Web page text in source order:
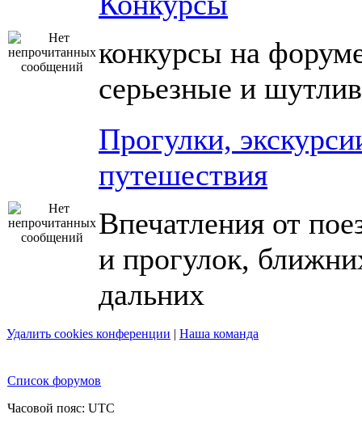
конкурсы на
серьезные и
Прогулки,
путешествия
Впечатления от
и прогулок,
дальних
Удалить cookies конференции | Наша команда
Список форумов
Часовой пояс: UTC